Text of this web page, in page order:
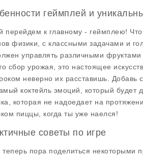
геймплей и
перейдем к главному - геймплею!
физики, с классными задачами и
управлять различными фруктами
сбор урожая, это настоящее
неверно их расставишь.
коктейль эмоций, который будет
которая не надоедает на
пиццы, когда ты уже наелся!
советы по игре
теперь пора поделиться некоторыми